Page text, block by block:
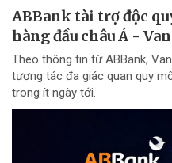
ABBank tài trợ độc
hàng đầu châu Á -
Theo thông tin từ ABBank,
tương tác đa giác quan quy
trong ít ngày tới.